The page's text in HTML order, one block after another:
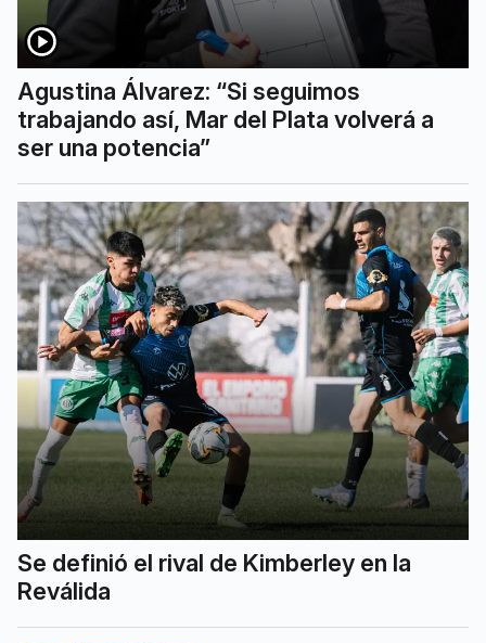
Agustina Álvarez: “Si seguimos
trabajando así, Mar del Plata volverá a
ser una potencia”
Se definió el rival de Kimberley en la
Reválida